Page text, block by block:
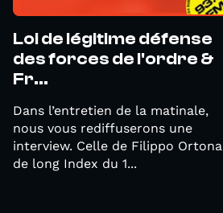
Loi de légitime défense
des forces de l'ordre &
Fr...
Dans l’entretien de la matinale,
nous vous rediffuserons une
interview. Celle de Filippo Ortona
de long Index du 1...